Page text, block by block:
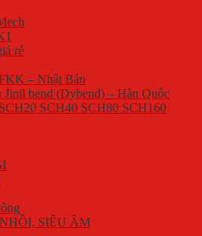
rẻ
– Nhật Bản
Jinil bend (Dybend) – Hàn Quốc
SCH40 SCH80 SCH160
SIÊU ÂM